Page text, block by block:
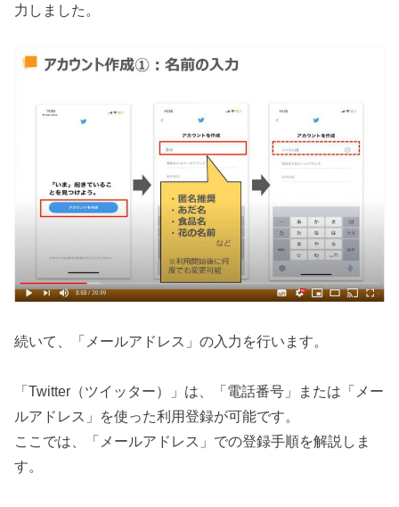
力しました。
続いて、「メールアドレス」の入力を行います。
「Twitter（ツイッター）」は、「電話番号」または「メー
ルアドレス」を使った利用登録が可能です。
ここでは、「メールアドレス」での登録手順を解説しま
す。